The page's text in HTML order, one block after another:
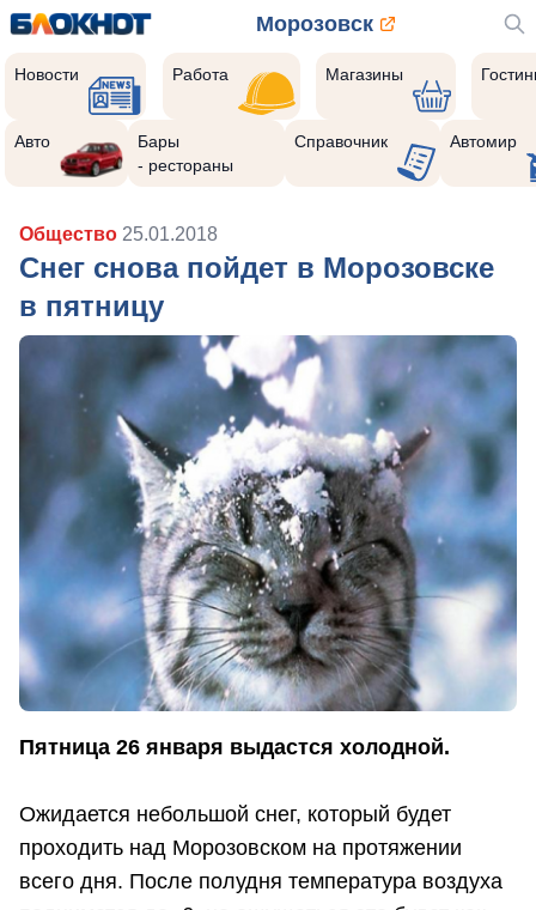
Морозовск
Новости Работа Магазины
Авто
Бары
- рестораны
Справочник Автомир
Общество 25.01.2018
Снег снова пойдет в Морозовске
в пятницу
Пятница 26 января выдастся холодной.
Ожидается небольшой снег, который будет
проходить над Морозовском на протяжении
всего дня. После полудня температура воздуха